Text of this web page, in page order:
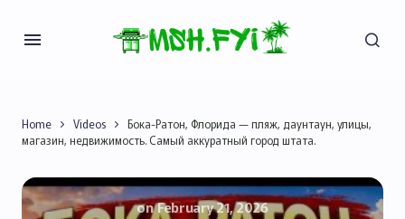
Home Videos
Бока-Ратон, Флорида — пляж, даунтаун, улицы,
магазин, недвижимость. Самый аккуратный город штата.
onFebruary 21, 2026